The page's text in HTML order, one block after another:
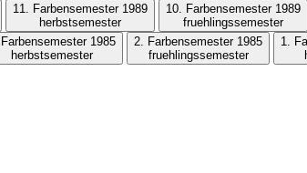
11. Farbensemester 1989
herbstsemester
10. Farbensemester 1989
fruehlingssemester
1985
herbstsemester
2. Farbensemester 1985
fruehlingssemester
1.